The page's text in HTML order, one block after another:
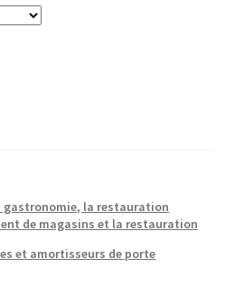
gastronomie, la restauration
de magasins et la restauration
et amortisseurs de porte